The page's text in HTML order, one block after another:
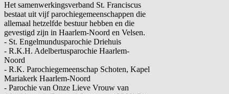
Het samenwerkingsverband St. Franciscus
bestaat uit vijf parochiegemeenschappen die
allemaal hetzelfde bestuur hebben en die
gevestigd zijn in Haarlem-Noord en Velsen.
- St. Engelmundusparochie Driehuis
- R.K.H. Adelbertusparochie Haarlem-
Noord
- R.K. Parochiegemeenschap Schoten, Kapel
Mariakerk Haarlem-Noord
- Parochie van Onze Lieve Vrouw van